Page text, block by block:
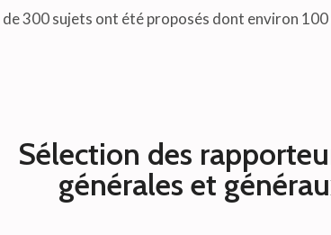
300 sujets ont été proposés dont environ
Sélection des
générales et